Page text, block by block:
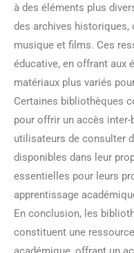
à des éléments plus
des archives historiques,
musique et films. Ces
éducative, en offrant aux
matériaux plus variés
Certaines bibliothèques
pour offrir un accès
utilisateurs de consulter
disponibles dans leur
essentielles pour leurs
apprentissage
En conclusion, les
constituent une